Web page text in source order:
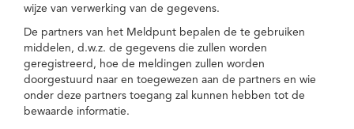
wijze van verwerking van de gegevens.
De partners van het Meldpunt bepalen de te gebruiken
middelen, d.w.z. de gegevens die zullen worden
geregistreerd, hoe de meldingen zullen worden
doorgestuurd naar en toegewezen aan de partners en wie
onder deze partners toegang zal kunnen hebben tot de
bewaarde informatie.